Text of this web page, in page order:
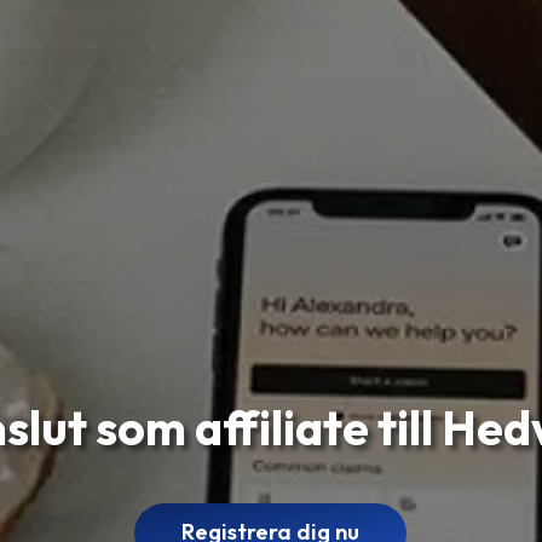
som affiliate till
Registrera dig nu